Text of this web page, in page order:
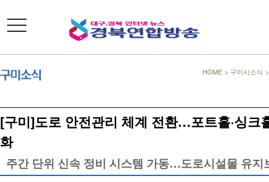
toggle
navigation
HOME > 구미시소식
[구미]도로 안전관리 체계 전환…포트홀·싱크
화
주간 단위 신속 정비 시스템 가동…도로시설물 유지